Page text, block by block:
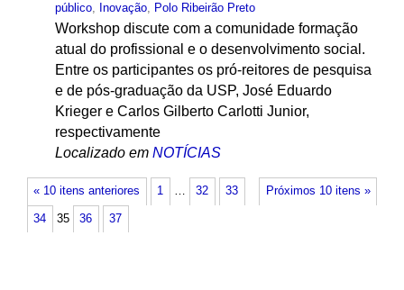
público, Inovação, Polo Ribeirão Preto
Workshop discute com a comunidade formação
atual do profissional e o desenvolvimento social.
Entre os participantes os pró-reitores de pesquisa
e de pós-graduação da USP, José Eduardo
Krieger e Carlos Gilberto Carlotti Junior,
respectivamente
Localizado em NOTÍCIAS
« 10 itens anteriores Próximos 10 itens »
1 … 32 33
34 35 36 37